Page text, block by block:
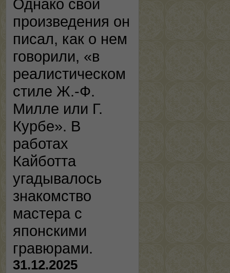
Однако свои
произведения он
писал, как о нем
говорили, «в
реалистическом
стиле Ж.-Ф.
Милле или Г.
Курбе». В
работах
Кайботта
угадывалось
знакомство
мастера с
японскими
гравюрами.
31.12.2025